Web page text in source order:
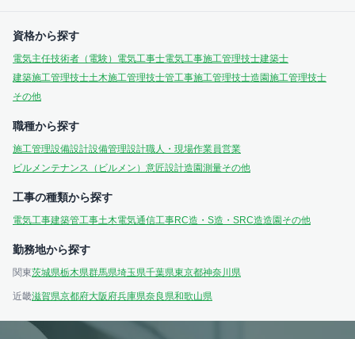
資格から探す
電気主任技術者（電験） 電気工事士電気工事施工管理技士建築士
建築施工管理技士土木施工管理技士管工事施工管理技士造園施工管理技士
その他
職種から探す
施工管理設備設計設備管理設計職人・現場作業員営業
ビルメンテナンス（ビルメン） 意匠設計造園測量その他
工事の種類から探す
電気工事建築管工事土木電気通信工事RC造・S造・SRC造造園 その他
勤務地から探す
関東茨城県栃木県群馬県埼玉県千葉県東京都神奈川県
近畿滋賀県京都府大阪府兵庫県奈良県和歌山県